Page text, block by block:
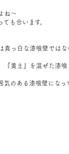
ね～
ても合います。
真っ白な漆喰壁ではな
『黄土』を混ぜた漆喰
気のある漆喰壁になっ